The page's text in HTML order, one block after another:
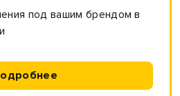
под вашим брендом в